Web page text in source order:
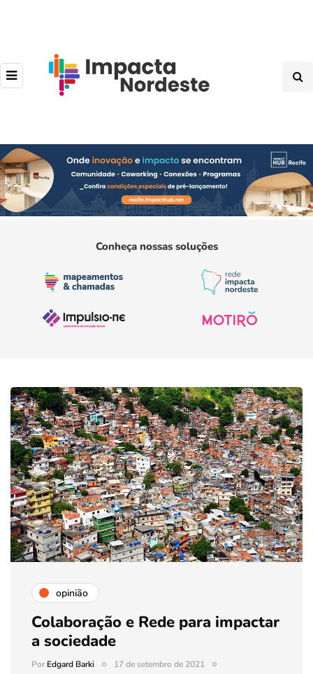
Conheça nossas soluções
opinião
Colaboração e Rede para impactar
a sociedade
PorEdgard Barki
17 de setembro de 2021